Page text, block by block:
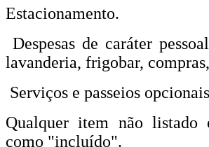
Estacionamento.
Despesas de caráter
lavanderia, frigobar,
Serviços e passeios
Qualquer item não listado
como "incluído".